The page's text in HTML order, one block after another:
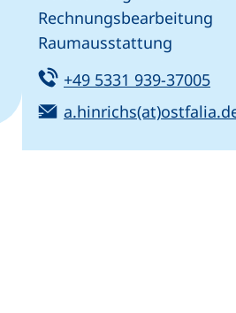
zulässt)
Rechnungsbearbeitung
Raumausstattung
Tel:
+49 5331 939-37005
E-Mail: